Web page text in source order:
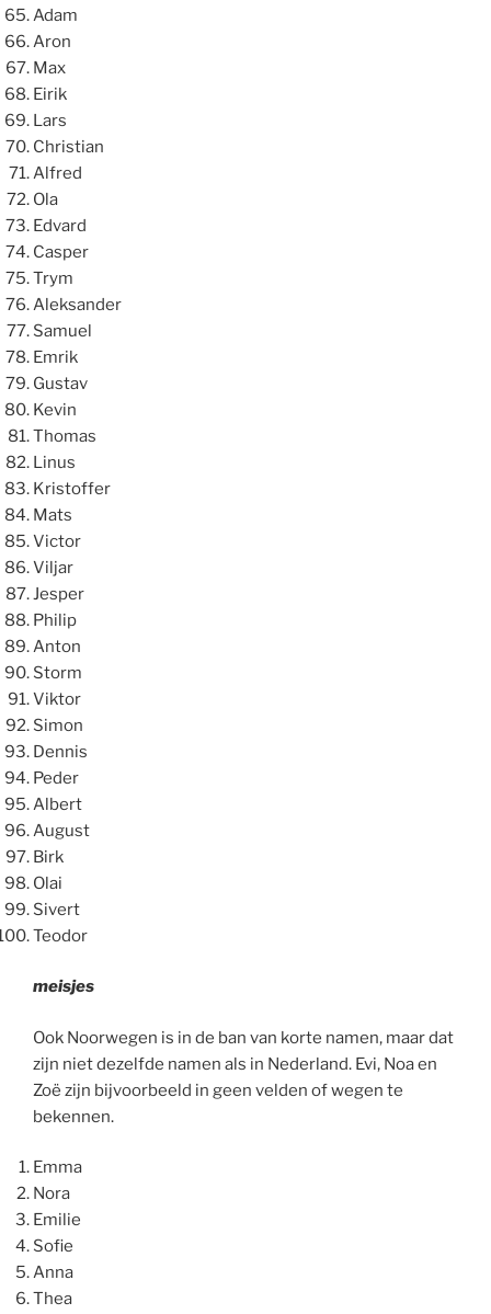
Adam
Aron
Max
Eirik
Lars
Christian
Alfred
Ola
Edvard
Casper
Trym
Aleksander
Samuel
Emrik
Gustav
Kevin
Thomas
Linus
Kristoffer
Mats
Victor
Viljar
Jesper
Philip
Anton
Storm
Viktor
Simon
Dennis
Peder
Albert
August
Birk
Olai
Sivert
Teodor
meisjes
Ook Noorwegen is in de ban van korte namen, maar dat
zijn niet dezelfde namen als in Nederland. Evi, Noa en
Zoë zijn bijvoorbeeld in geen velden of wegen te
bekennen.
Emma
Nora
Emilie
Sofie
Anna
Thea